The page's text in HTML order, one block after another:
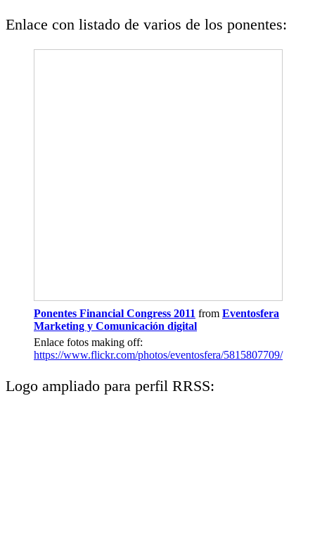
Enlace con listado de varios de los ponentes:
Ponentes Financial Congress 2011 from Eventosfera
Marketing y Comunicación digital
Enlace fotos making off:
https://www.flickr.com/photos/eventosfera/5815807709/
Logo ampliado para perfil RRSS: